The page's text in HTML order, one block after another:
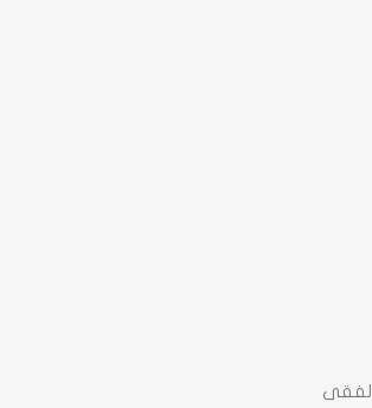
الفقى